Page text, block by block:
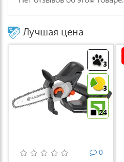
Лучшая цена
3
3
24
0